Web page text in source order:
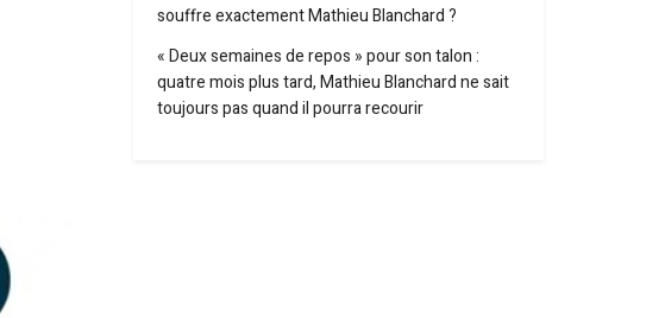
souffre exactement Mathieu Blanchard ?
« Deux semaines de repos » pour son talon :
quatre mois plus tard, Mathieu Blanchard ne sait
toujours pas quand il pourra recourir